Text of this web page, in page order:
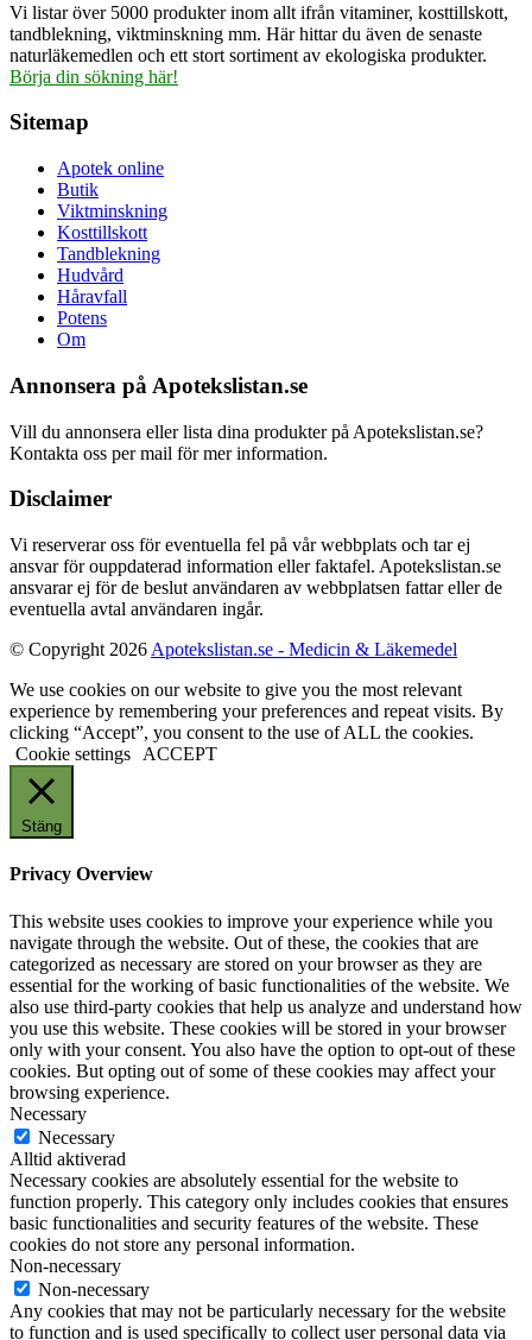
Vi listar över 5000 produkter inom allt ifrån vitaminer, kosttillskott,
tandblekning, viktminskning mm. Här hittar du även de senaste
naturläkemedlen och ett stort sortiment av ekologiska produkter.
Börja din sökning här!
Sitemap
Apotek online
Butik
Viktminskning
Kosttillskott
Tandblekning
Hudvård
Håravfall
Potens
Om
Annonsera på Apotekslistan.se
Vill du annonsera eller lista dina produkter på Apotekslistan.se?
Kontakta oss per mail för mer information.
Disclaimer
Vi reserverar oss för eventuella fel på vår webbplats och tar ej
ansvar för ouppdaterad information eller faktafel. Apotekslistan.se
ansvarar ej för de beslut användaren av webbplatsen fattar eller de
eventuella avtal användaren ingår.
© Copyright 2026 Apotekslistan.se - Medicin & Läkemedel
We use cookies on our website to give you the most relevant
experience by remembering your preferences and repeat visits. By
clicking “Accept”, you consent to the use of ALL the cookies.
Cookie settings
ACCEPT
Stäng
Privacy Overview
This website uses cookies to improve your experience while you
navigate through the website. Out of these, the cookies that are
categorized as necessary are stored on your browser as they are
essential for the working of basic functionalities of the website. We
also use third-party cookies that help us analyze and understand how
you use this website. These cookies will be stored in your browser
only with your consent. You also have the option to opt-out of these
cookies. But opting out of some of these cookies may affect your
browsing experience.
Necessary
Necessary
Alltid aktiverad
Necessary cookies are absolutely essential for the website to
function properly. This category only includes cookies that ensures
basic functionalities and security features of the website. These
cookies do not store any personal information.
Non-necessary
Non-necessary
Any cookies that may not be particularly necessary for the website
to function and is used specifically to collect user personal data via